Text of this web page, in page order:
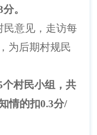
。
意见， 走访每
，为后期村规民
个村民小组，共
情的扣0.3分/